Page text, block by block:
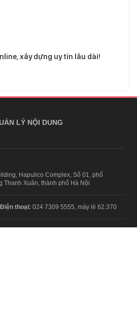
Hapulico Complex, Số 01, phố
Xuân, thành phố Hà Nội